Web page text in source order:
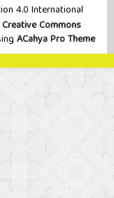
4.0 International
Creative Commons
ACahya Pro Theme